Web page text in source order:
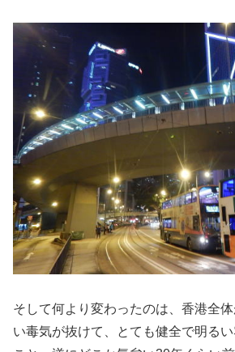
そして何より変わったのは、香港全
い毒気が抜けて、とても健全で明る